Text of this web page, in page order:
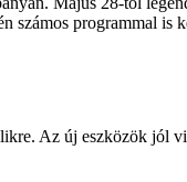
programmal is
Az új eszközök jól